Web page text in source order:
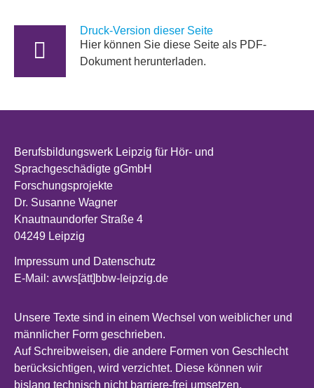
Druck-Version dieser Seite
Hier können Sie diese Seite als PDF-
Dokument herunterladen.
Berufsbildungswerk Leipzig für Hör- und
Sprachgeschädigte gGmbH
Forschungsprojekte
Dr. Susanne Wagner
Knautnaundorfer Straße 4
04249 Leipzig
Impressum und Datenschutz
E-Mail: avws[ätt]bbw-leipzig.de
Unsere Texte sind in einem Wechsel von weiblicher und
männlicher Form geschrieben.
Auf Schreibweisen, die andere Formen von Geschlecht
berücksichtigen, wird verzichtet. Diese können wir
bislang technisch nicht barriere-frei umsetzen.